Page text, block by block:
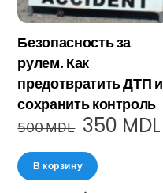
Безопасность за
рулем. Как
предотвратить ДТП и
сохранить контроль
500MDL 350 MDL
В корзину